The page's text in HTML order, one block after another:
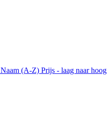
Naam (A-Z) Prijs - laag naar hoog